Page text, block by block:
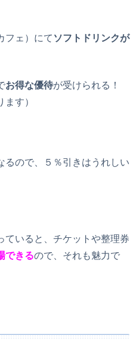
フェ）にて ソフトドリンクが
お得な優待が受けられる！
ます）
るので、５％引きはうれしい
ていると、チケットや整理券
できるので、それも魅力で